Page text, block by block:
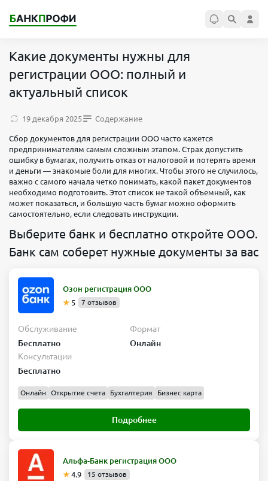
Какие документы нужны для
регистрации ООО: полный и
актуальный список
19 декабря 2025 Содержание
Сбор документов для регистрации ООО часто кажется
предпринимателям самым сложным этапом. Страх допустить
ошибку в бумагах, получить отказ от налоговой и потерять время
и деньги — знакомые боли для многих. Чтобы этого не случилось,
важно с самого начала четко понимать, какой пакет документов
необходимо подготовить. Этот список не такой объемный, как
может показаться, и большую часть бумаг можно оформить
самостоятельно, если следовать инструкции.
Выберите банк и бесплатно откройте ООО.
Банк сам соберет нужные документы за вас
Озон регистрация ООО
5
7 отзывов
Обслуживание
Бесплатно
Формат
Онлайн
Консультации
Бесплатно
Онлайн Открытие счета Бухгалтерия Бизнес карта
Подробнее
Альфа-Банк регистрация ООО
4.9
15 отзывов